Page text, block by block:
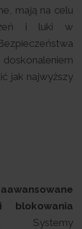
mają na celu
i luki w
jak najwyższy
Systemy